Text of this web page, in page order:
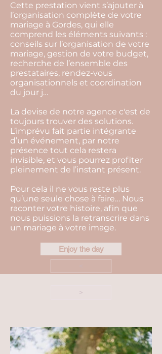
Cette prestation vient s’ajouter à
l’organisation complète de votre
mariage à Gordes, qui elle
comprend les éléments suivants :
conseils sur l’organisation de votre
mariage, gestion de votre budget,
recherche de l’ensemble des
prestataires, rendez-vous
organisationnels et coordination
du jour j…
La devise de notre agence c'est de
toujours trouver des solutions.
L’imprévu fait partie intégrante
d’un événement, par notre
présence tout cela restera
invisible, et vous pourrez profiter
pleinement de l’instant présent.
Pour cela il ne vous reste plus
qu’une seule chose à faire… Nous
raconter votre histoire, afin que
nous puissions la retranscrire dans
un mariage à votre image.
Enjoy the day
>